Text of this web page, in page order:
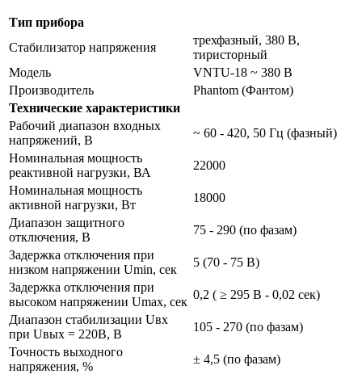
Тип прибора
Стабилизатор напряжения
трехфазный, 380 В,
тиристорный
Модель
VNTU-18 ~ 380 В
Производитель
Phantom (Фантом)
Технические характеристики
Рабочий диапазон входных
напряжений, В
~ 60 - 420, 50 Гц (фазный)
Номинальная мощность
реактивной нагрузки, ВА
22000
Номинальная мощность
активной нагрузки, Вт
18000
Диапазон защитного
отключения, В
75 - 290 (по фазам)
Задержка отключения при
низком напряжении Umin, сек
5 (70 - 75 В)
Задержка отключения при
высоком напряжении Umax, сек
0,2 ( ≥ 295 В - 0,02 сек)
Диапазон стабилизации Uвх
при Uвых = 220В, В
105 - 270 (по фазам)
Точность выходного
напряжения, %
± 4,5 (по фазам)